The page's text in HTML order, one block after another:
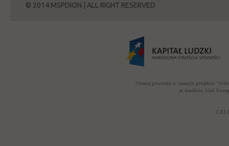
© 2014 MSPDION | ALL RIGHT RESERVED
Strona powstała w ramach projektu
ze środków Unii